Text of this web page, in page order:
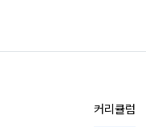
커리큘럼